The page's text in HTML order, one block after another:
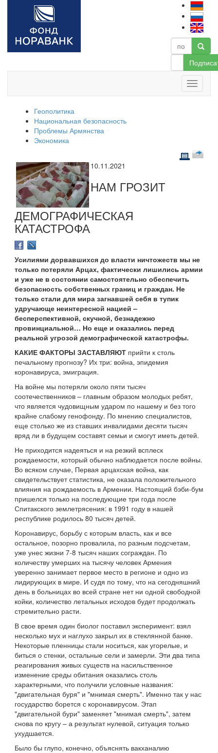
Геополитика
Национальная безопасность
Проблемы Армянства
Экономика
10.11.2021
НАМ ГРОЗИТ
ДЕМОГРАФИЧЕСКАЯ
КАТАСТРОФА
Усилиями дорвавшихся до власти ничтожеств мы не
только потеряли Арцах, фактически лишились армии
и уже не в состоянии самостоятельно обеспечить
безопасность собственных границ и граждан. Не
только стали для мира загнавшей себя в тупик
удручающе неинтересной нацией –
бесперспективной, скучной, безнадежно
провинциальной… Но еще и оказались перед
реальной угрозой демографической катастрофы.
КАКИЕ ФАКТОРЫ ЗАСТАВЛЯЮТ прийти к столь
печальному прогнозу? Их три: война, эпидемия
коронавируса, эмиграция.
На войне мы потеряли около пяти тысяч
соотечественников – главным образом молодых ребят,
что является чудовищным ударом по нашему и без того
крайне слабому генофонду. По мнению специалистов,
еще столько же из ставших инвалидами десяти тысяч
вряд ли в будущем составят семьи и смогут иметь детей.
Не приходится надеяться и на резкий всплеск
рождаемости, который обычно наблюдается после войны.
Во всяком случае, Первая арцахская война, как
свидетельствует статистика, не оказала положительного
влияния на рождаемость в Армении. Настоящий бэби-бум
пришелся только на последующие три года после
Спитакского землетрясения: в 1991 году в нашей
республике родилось 80 тысяч детей.
Коронавирус, борьбу с которым власть, как и все
остальное, позорно провалила, по разным подсчетам,
уже унес жизни 7-8 тысяч наших сограждан. По
количеству умерших на тысячу человек Армения
уверенно занимает первое место в регионе и одно из
лидирующих в мире. И судя по тому, что на сегодняшний
день в больницах во всей стране нет ни одной свободной
койки, количество летальных исходов будет продолжать
стремительно расти.
В свое время один биолог поставил эксперимент: взял
несколько мух и наглухо закрыл их в стеклянной банке.
Некоторые пленницы стали носиться, как угорелые, и
биться о стенки, остальные сели и замерли. Эти два типа
реагирования живых существ на насильственное
изменение среды обитания оказались столь
характерными, что получили условные названия:
"двигательная буря" и "мнимая смерть". Именно так у нас
государство борется с коронавирусом. Этап
"двигательной бури" заменяет "мнимая смерть", затем
снова по кругу – а результат нулевой, ситуация только
ухудшается.
Было бы глупо, конечно, объяснять вакханалию